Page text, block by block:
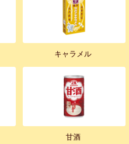
キャラメル
甘酒